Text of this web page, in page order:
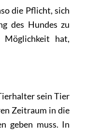
die Pflicht, sich
des Hundes zu
Möglichkeit hat,
sein Tier
Zeitraum in die
geben muss. In